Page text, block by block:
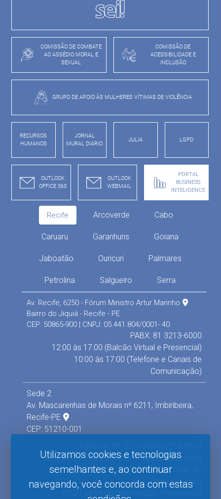
COMISSÃO DE COMBATE
AO ASSÉDIO MORAL E
SEXUAL
COMISSÃO DE
ACESSIBILIDADE E
INCLUSÃO
GRUPO DE APOIO ÀS MULHERES VÍTIMAS DE VIOLÊNCIA
RECURSOS
HUMANOS
JORNAL
MURAL DIARIO
JULIA LGPD
OUTLOOK
OFFICE 365
OUTLOOK
WEBMAIL
PORTAL
BUSINESS
INTELIGENCE
Recife Arcoverde Cabo
Caruaru Garanhuns Goiana
Jaboatão Ouricuri Palmares
Petrolina Salgueiro Serra
Av. Recife, 6250 - Fórum Ministro Artur Marinho
Bairro do Jiquiá - Recife - PE
CEP: 50865-900 | CNPJ: 05.441.804/0001- 40
PABX: 81 3213-6000
12:00 às 17:00 (Balcão Virtual e Presencial)
10:00 às 17:00 (Telefone e Canais de
Comunicação)
Sede 2
Av. Mascarenhas de Morais nº 6211, Imbiribeira,
Recife-PE
CEP: 51210-001
12:00 às 17:00 (Balcão Virtual e Presencial)
10:00 às 17:00 (Telefone e Canais de
Comunicação)
09:00 às 14:00 (Atermação - Presencial)
Utilizamos cookies e tecnologias
semelhantes e, ao continuar
navegando, você concorda com estas